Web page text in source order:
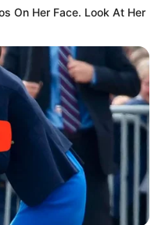
és a
a Szűz számára a
lesz.Ez az év
hiba javítandó,
hangod felerősödhet,
On Her Face. Look At Her